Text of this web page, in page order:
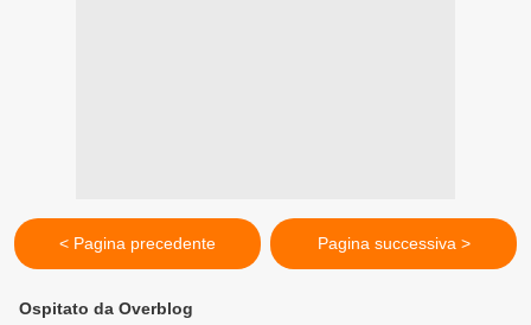
< Pagina precedente Pagina successiva >
Ospitato da Overblog